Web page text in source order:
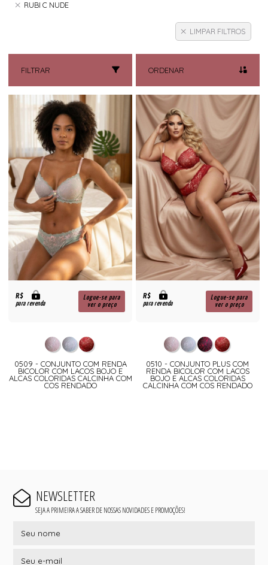
RUBI C NUDE
LIMPAR FILTROS
FILTRAR ORDENAR
R$
para revenda
Logue-se para
ver o preço
0509 - CONJUNTO COM RENDA
BICOLOR COM LACOS BOJO E
ALCAS COLORIDAS CALCINHA COM
COS RENDADO
R$
para revenda
Logue-se para
ver o preço
0510 - CONJUNTO PLUS COM
RENDA BICOLOR COM LACOS
BOJO E ALCAS COLORIDAS
CALCINHA COM COS RENDADO
NEWSLETTER
SEJA A PRIMEIRA A SABER DE NOSSAS NOVIDADES E PROMOÇÕES!